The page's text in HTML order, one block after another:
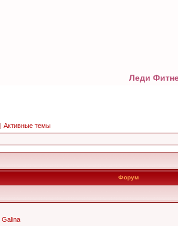
Леди
| Активные темы
Форум
Galina